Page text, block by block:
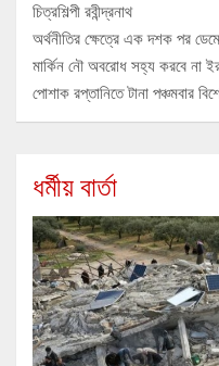
চিত্রশিল্পী রবীন্দ্রনাথ
অর্থনীতির ক্ষেত্রে এক দশক পর
মার্কিন নৌ অবরোধ সহ্য করবে না
পোশাক রপ্তানিতে টানা পঞ্চমবার
ধর্মীয় বার্তা